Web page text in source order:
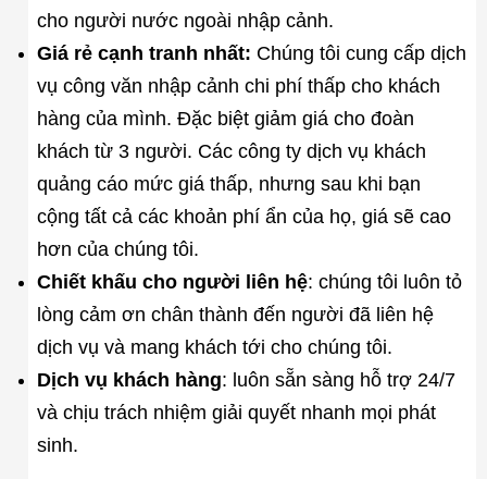
cho người nước ngoài nhập cảnh.
Giá rẻ cạnh tranh nhất: Chúng tôi cung cấp dịch
vụ công văn nhập cảnh chi phí thấp cho khách
hàng của mình. Đặc biệt giảm giá cho đoàn
khách từ 3 người. Các công ty dịch vụ khách
quảng cáo mức giá thấp, nhưng sau khi bạn
cộng tất cả các khoản phí ẩn của họ, giá sẽ cao
hơn của chúng tôi.
Chiết khấu cho người liên hệ: chúng tôi luôn tỏ
lòng cảm ơn chân thành đến người đã liên hệ
dịch vụ và mang khách tới cho chúng tôi.
Dịch vụ khách hàng: luôn sẵn sàng hỗ trợ 24/7
và chịu trách nhiệm giải quyết nhanh mọi phát
sinh.